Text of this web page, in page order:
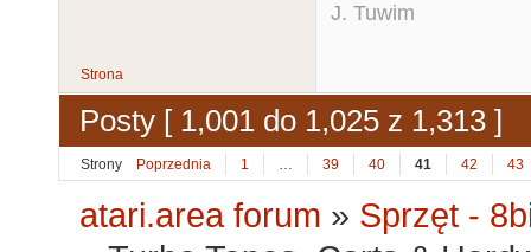
J. Tuwim
Strona
Posty [ 1,001 do 1,025 z 1,313 ]
Strony Poprzednia 1 39 40 41 42 43
atari.area forum » Sprzęt -